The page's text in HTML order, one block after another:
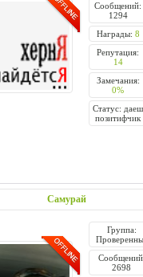
Сообщений:
1294
Награды: 8
Репутация:
14
Замечания:
0%
Статус: даеш
позитифчик
Самурай
Группа:
2698